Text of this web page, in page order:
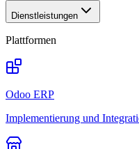
Dienstleistungen
Plattformen
Odoo ERP
Implementierung und